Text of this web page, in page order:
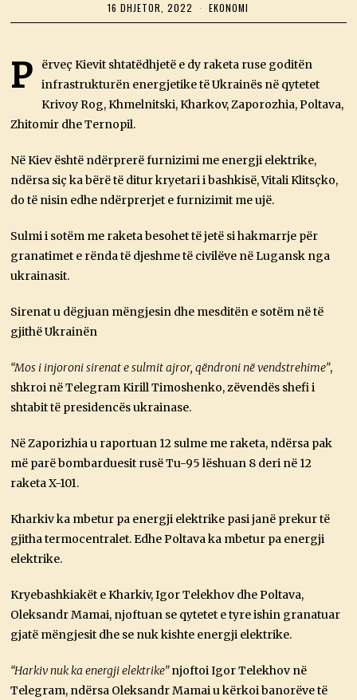
16 DHJETOR, 2022
6
J
E
T
R
2
2
EKONOMI
P
ërveç Kievit shtatëdhjetë e dy raketa ruse goditën
infrastrukturën energjetike të Ukrainës në qytetet
Krivoy Rog, Khmelnitski, Kharkov, Zaporozhia, Poltava,
Zhitomir dhe Ternopil.
Në Kiev është ndërprerë furnizimi me energji elektrike,
ndërsa siç ka bërë të ditur kryetari i bashkisë, Vitali Klitsçko,
do të nisin edhe ndërprerjet e furnizimit me ujë.
Sulmi i sotëm me raketa besohet të jetë si hakmarrje për
granatimet e rënda të djeshme të civilëve në Lugansk nga
ukrainasit.
Sirenat u dëgjuan mëngjesin dhe mesditën e sotëm në të
gjithë Ukrainën
“Mos i injoroni sirenat e sulmit ajror, qëndroni në vendstrehime”,
shkroi në Telegram Kirill Timoshenko, zëvendës shefi i
shtabit të presidencës ukrainase.
Në Zaporizhia u raportuan 12 sulme me raketa, ndërsa pak
më parë bombarduesit rusë Tu-95 lëshuan 8 deri në 12
raketa X-101.
Kharkiv ka mbetur pa energji elektrike pasi janë prekur të
gjitha termocentralet. Edhe Poltava ka mbetur pa energji
elektrike.
Kryebashkiakët e Kharkiv, Igor Telekhov dhe Poltava,
Oleksandr Mamai, njoftuan se qytetet e tyre ishin granatuar
gjatë mëngjesit dhe se nuk kishte energji elektrike.
“Harkiv nuk ka energji elektrike”njoftoi Igor Telekhov në
Telegram, ndërsa Oleksandr Mamai u kërkoi banorëve të